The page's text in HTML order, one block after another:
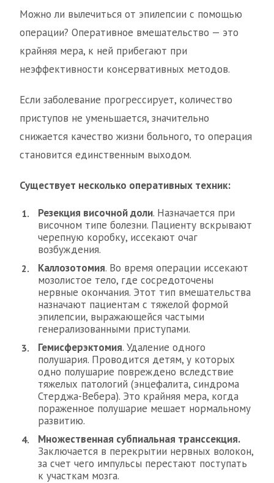
Можно ли вылечиться от эпилепсии с помощью
операции? Оперативное вмешательство — это
крайняя мера, к ней прибегают при
неэффективности консервативных методов.
Если заболевание прогрессирует, количество
приступов не уменьшается, значительно
снижается качество жизни больного, то операция
становится единственным выходом.
Существует несколько оперативных техник:
Резекция височной доли. Назначается при
височном типе болезни. Пациенту вскрывают
черепную коробку, иссекают очаг
возбуждения.
Каллозотомия. Во время операции иссекают
мозолистое тело, где сосредоточены
нервные окончания. Этот тип вмешательства
назначают пациентам с тяжелой формой
эпилепсии, выражающейся частыми
генерализованными приступами.
Гемисферэктомия. Удаление одного
полушария. Проводится детям, у которых
одно полушарие повреждено вследствие
тяжелых патологий (энцефалита, синдрома
Стерджа-Вебера). Это крайняя мера, когда
пораженное полушарие мешает нормальному
развитию.
Множественная субпиальная транссекция.
Заключается в перекрытии нервных волокон,
за счет чего импульсы перестают поступать
к участкам мозга.